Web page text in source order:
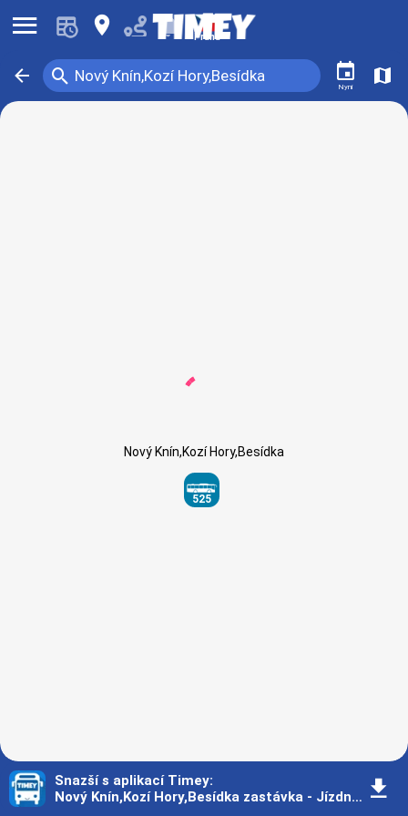
󰍜 󰍎 󰂚 Praha
󰁍 Nový Knín,Kozí Hory,Besídka
󰍉 󰃭
Nyní
󰍍
Nový Knín,Kozí Hory,Besídka
525
Snazší s aplikací Timey:
Nový Knín,Kozí Hory,Besídka zastávka - Jízdní řád - Praha 󰇚